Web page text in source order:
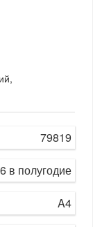
79819
6 в полугодие
A4